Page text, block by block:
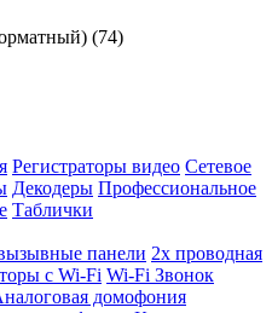
(74)
Регистраторы видео Сетевое
Декодеры Профессиональное
Таблички
панели 2х проводная
с Wi-Fi Wi-Fi Звонок
домофония